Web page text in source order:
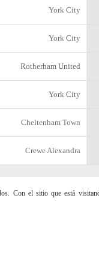
York City
York City
Rotherham United
York City
Cheltenham Town
Crewe Alexandra
Con el sitio que está